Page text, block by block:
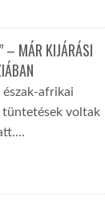
– MÁR KIJÁRÁSI
észak-afrikai
tüntetések voltak